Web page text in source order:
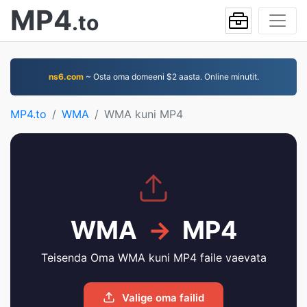
MP4.to
ns6.com~ Osta oma domeeni $2 aasta. Online minutit.
MP4.to WMA WMA kuni MP4
WMA → MP4
Teisenda Oma WMA kuni MP4 faile vaevata
Valige oma failid